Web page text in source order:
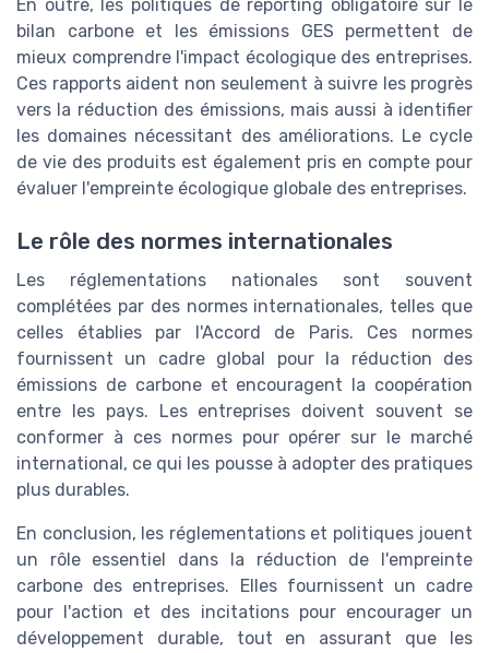
En outre, les politiques de reporting obligatoire sur le
bilan carbone et les émissions GES permettent de
mieux comprendre l'impact écologique des entreprises.
Ces rapports aident non seulement à suivre les progrès
vers la réduction des émissions, mais aussi à identifier
les domaines nécessitant des améliorations. Le cycle
de vie des produits est également pris en compte pour
évaluer l'empreinte écologique globale des entreprises.
Le rôle des normes internationales
Les réglementations nationales sont souvent
complétées par des normes internationales, telles que
celles établies par l'Accord de Paris. Ces normes
fournissent un cadre global pour la réduction des
émissions de carbone et encouragent la coopération
entre les pays. Les entreprises doivent souvent se
conformer à ces normes pour opérer sur le marché
international, ce qui les pousse à adopter des pratiques
plus durables.
En conclusion, les réglementations et politiques jouent
un rôle essentiel dans la réduction de l'empreinte
carbone des entreprises. Elles fournissent un cadre
pour l'action et des incitations pour encourager un
développement durable, tout en assurant que les